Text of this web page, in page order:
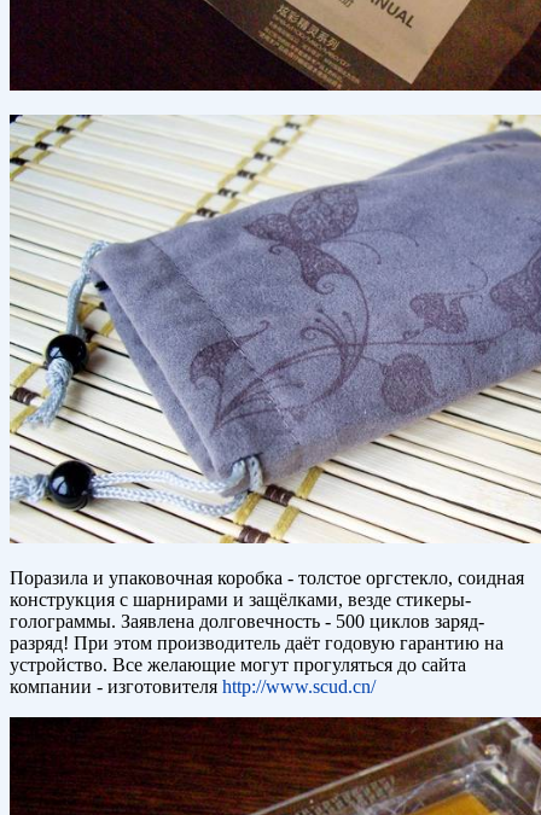
Поразила и упаковочная коробка - толстое оргстекло, соидная
конструкция с шарнирами и защёлками, везде стикеры-
голограммы. Заявлена долговечность - 500 циклов заряд-
разряд! При этом производитель даёт годовую гарантию на
устройство. Все желающие могут прогуляться до сайта
компании - изготовителя http://www.scud.cn/